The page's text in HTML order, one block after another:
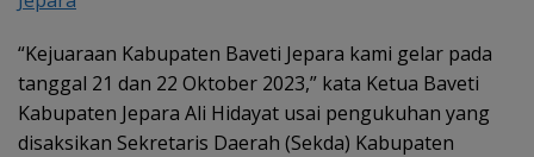
“Kejuaraan Kabupaten Baveti Jepara kami gelar pada
tanggal 21 dan 22 Oktober 2023,” kata Ketua Baveti
Kabupaten Jepara Ali Hidayat usai pengukuhan yang
disaksikan Sekretaris Daerah (Sekda) Kabupaten